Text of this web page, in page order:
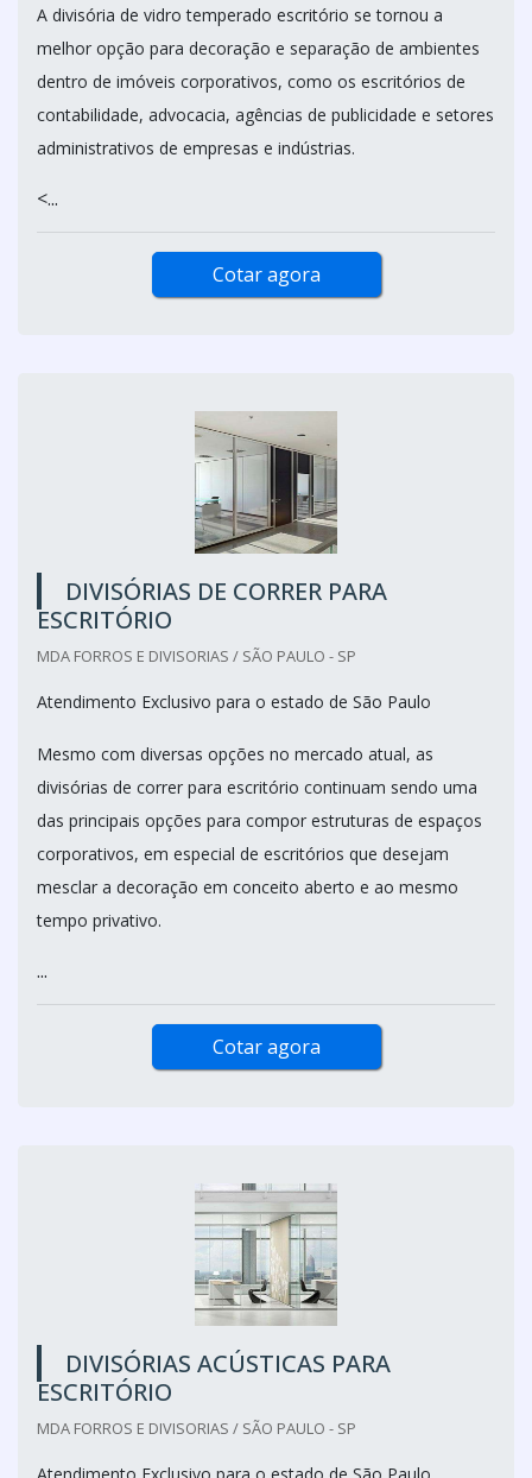
A divisória de vidro temperado escritório se tornou a
melhor opção para decoração e separação de ambientes
dentro de imóveis corporativos, como os escritórios de
contabilidade, advocacia, agências de publicidade e setores
administrativos de empresas e indústrias.
<...
Cotar agora
DIVISÓRIAS DE CORRER PARA
ESCRITÓRIO
MDA FORROS E DIVISORIAS / SÃO PAULO - SP
Atendimento Exclusivo para o estado de São Paulo
Mesmo com diversas opções no mercado atual, as
divisórias de correr para escritório continuam sendo uma
das principais opções para compor estruturas de espaços
corporativos, em especial de escritórios que desejam
mesclar a decoração em conceito aberto e ao mesmo
tempo privativo.
...
Cotar agora
DIVISÓRIAS ACÚSTICAS PARA
ESCRITÓRIO
MDA FORROS E DIVISORIAS / SÃO PAULO - SP